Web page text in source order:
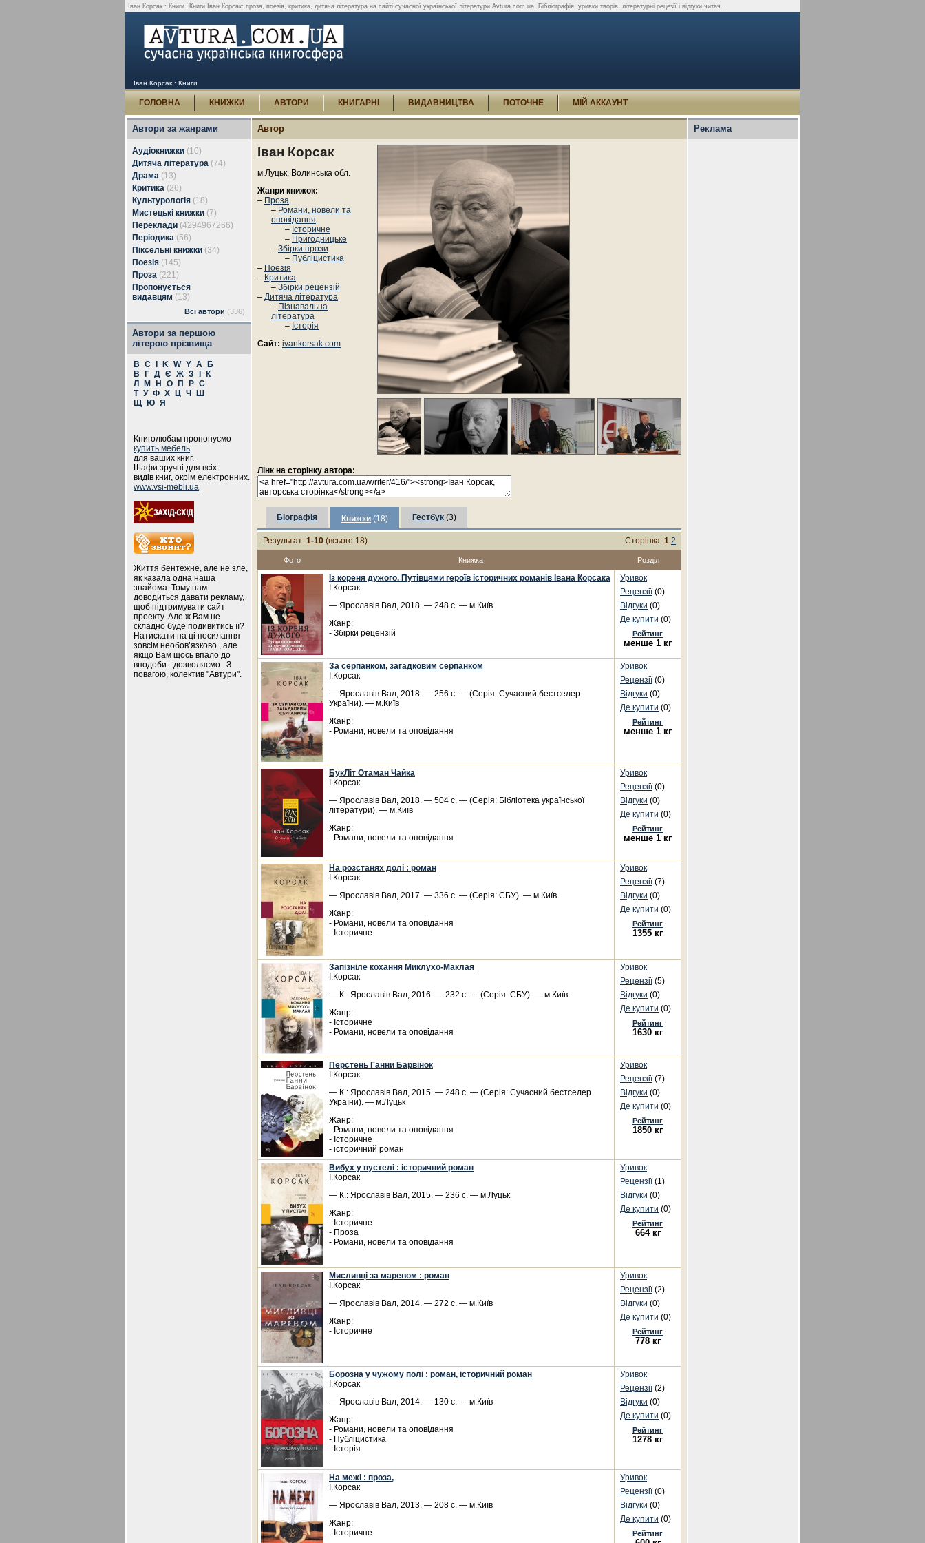
Іван Корсак : Книги. Книги Іван Корсак: проза, поезія, критика, дитяча література на сайті сучасної української літератури Avtura.com.ua. Бібліографія, уривки творів, літературні рецезії і відгуки читач...
Іван Корсак : Книги
ГОЛОВНА КНИЖКИ АВТОРИ КНИГАРНІ ВИДАВНИЦТВА ПОТОЧНЕ МІЙ АККАУНТ
Автори за жанрами
Аудіокнижки (10)
Дитяча література (74)
Драма (13)
Критика (26)
Культурологія (18)
Мистецькі книжки (7)
Переклади (4294967266)
Періодика (56)
Піксельні книжки (34)
Поезія (145)
Проза (221)
Пропонується
видавцям (13)
Всі автори (336)
Автори за першою
літерою прізвища
B C K W Y А
Б
В
Г Д Є Ж З
К
Л
М Н О П Р С
Т У Ф Х Ц Ч
Ш
Щ
Ю Я
Книголюбам пропонуємо
купить мебель
для ваших книг.
Шафи зручні для всіх
видів книг, окрім електронних.
www.vsi-mebli.ua
Життя бентежне, але не зле,
як казала одна наша
знайома. Тому нам
доводиться давати рекламу,
щоб підтримувати сайт
проекту. Але ж Вам не
складно буде подивитись її?
Натискати на ці посилання
зовсім необов’язково , але
якщо Вам щось впало до
вподоби - дозволяємо . З
повагою, колектив "Автури".
Автор
Іван Корсак
м.Луцьк, Волинська обл.
Жанри книжок:
– Проза
– Романи, новели та
оповідання
– Історичне
– Пригодницьке
– Збірки прози
– Публіцистика
– Поезія
– Критика
– Збірки рецензій
– Дитяча література
– Пізнавальна
література
– Історія
Сайт: ivankorsak.com
Лінк на сторінку автора:
Біографія Книжки (18) Гестбук (3)
Результат: 1-10 (всього 18) Сторінка: 1 2
Фото Книжка Розділ
Із кореня дужого. Путівцями героїв історичних романів Івана Корсака
І.Корсак
— Ярославів Вал, 2018. — 248 с. — м.Київ
Жанр:
- Збірки рецензій
Уривок
Рецензії(0)
Відгуки (0)
Де купити (0)
Рейтинг
менше 1 кг
За серпанком, загадковим серпанком
І.Корсак
— Ярославів Вал, 2018. — 256 с. — (Серія: Сучасний бестселер
України). — м.Київ
Жанр:
- Романи, новели та оповідання
Уривок
Рецензії(0)
Відгуки (0)
Де купити (0)
Рейтинг
менше 1 кг
БукЛіт Отаман Чайка
І.Корсак
— Ярославів Вал, 2018. — 504 с. — (Серія: Бібліотека української
літератури). — м.Київ
Жанр:
- Романи, новели та оповідання
Уривок
Рецензії(0)
Відгуки (0)
Де купити (0)
Рейтинг
менше 1 кг
На розстанях долі : роман
І.Корсак
— Ярославів Вал, 2017. — 336 с. — (Серія: СБУ). — м.Київ
Жанр:
- Романи, новели та оповідання
- Історичне
Уривок
Рецензії(7)
Відгуки (0)
Де купити (0)
Рейтинг
1355 кг
Запізніле кохання Миклухо-Маклая
І.Корсак
— К.: Ярославів Вал, 2016. — 232 с. — (Серія: СБУ). — м.Київ
Жанр:
- Історичне
- Романи, новели та оповідання
Уривок
Рецензії(5)
Відгуки (0)
Де купити (0)
Рейтинг
1630 кг
Перстень Ганни Барвінок
І.Корсак
— К.: Ярославів Вал, 2015. — 248 с. — (Серія: Сучасний бестселер
України). — м.Луцьк
Жанр:
- Романи, новели та оповідання
- Історичне
- історичний роман
Уривок
Рецензії(7)
Відгуки (0)
Де купити (0)
Рейтинг
1850 кг
Вибух у пустелі : історичний роман
І.Корсак
— К.: Ярославів Вал, 2015. — 236 с. — м.Луцьк
Жанр:
- Історичне
- Проза
- Романи, новели та оповідання
Уривок
Рецензії(1)
Відгуки (0)
Де купити (0)
Рейтинг
664 кг
Мисливці за маревом : роман
І.Корсак
— Ярославів Вал, 2014. — 272 с. — м.Київ
Жанр:
- Історичне
Уривок
Рецензії(2)
Відгуки (0)
Де купити (0)
Рейтинг
778 кг
Борозна у чужому полі : роман, історичний роман
І.Корсак
— Ярославів Вал, 2014. — 130 с. — м.Київ
Жанр:
- Романи, новели та оповідання
- Публіцистика
- Історія
Уривок
Рецензії(2)
Відгуки (0)
Де купити (0)
Рейтинг
1278 кг
На межі : проза,
І.Корсак
— Ярославів Вал, 2013. — 208 с. — м.Київ
Жанр:
- Історичне
Уривок
Рецензії(0)
Відгуки (0)
Де купити (0)
Рейтинг
Реклама